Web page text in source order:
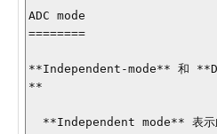
ADC mode
========
**Independent-mode** 和
**